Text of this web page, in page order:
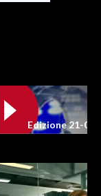
Edizione 21-05-